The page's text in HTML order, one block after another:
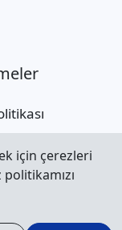
Şartları
için çerezleri